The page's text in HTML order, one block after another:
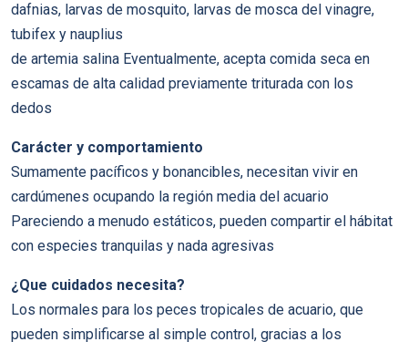
dafnias, larvas de mosquito, larvas de mosca del vinagre,
tubifex y nauplius
de artemia salina Eventualmente, acepta comida seca en
escamas de alta calidad previamente triturada con los
dedos
Carácter y comportamiento
Sumamente pacíficos y bonancibles, necesitan vivir en
cardúmenes ocupando la región media del acuario
Pareciendo a menudo estáticos, pueden compartir el hábitat
con especies tranquilas y nada agresivas
¿Que cuidados necesita?
Los normales para los peces tropicales de acuario, que
pueden simplificarse al simple control, gracias a los